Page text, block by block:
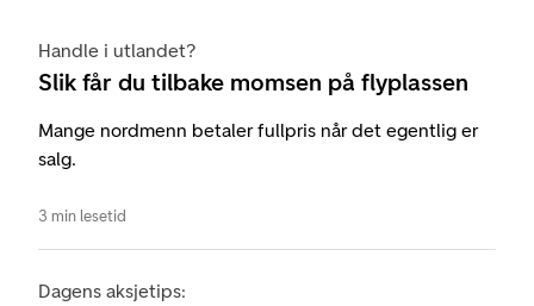
Handle i utlandet?
Slik får du tilbake momsen på flyplassen
Mange nordmenn betaler fullpris når det egentlig er
salg.
3 min lesetid
Dagens aksjetips: